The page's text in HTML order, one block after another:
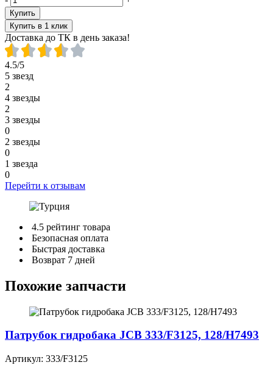
Купить
Купить в 1 клик
Доставка до ТК в день заказа!
4.5/5
5 звезд
2
4 звезды
2
3 звезды
0
2 звезды
0
1 звезда
0
Перейти к отзывам
4.5 рейтинг товара
Безопасная оплата
Быстрая доставка
Возврат 7 дней
Похожие запчасти
Патрубок гидробака JCB 333/F3125, 128/H7493
Артикул: 333/F3125